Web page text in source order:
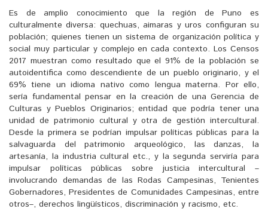
Es de amplio conocimiento que la región de Puno es
culturalmente diversa: quechuas, aimaras y uros configuran su
población; quienes tienen un sistema de organización política y
social muy particular y complejo en cada contexto. Los Censos
2017 muestran como resultado que el 91% de la población se
autoidentifica como descendiente de un pueblo originario, y el
69% tiene un idioma nativo como lengua materna. Por ello,
sería fundamental pensar en la creación de una Gerencia de
Culturas y Pueblos Originarios; entidad que podría tener una
unidad de patrimonio cultural y otra de gestión intercultural.
Desde la primera se podrían impulsar políticas públicas para la
salvaguarda del patrimonio arqueológico, las danzas, la
artesanía, la industria cultural etc., y la segunda serviría para
impulsar políticas públicas sobre justicia intercultural –
involucrando demandas de las Rodas Campesinas, Tenientes
Gobernadores, Presidentes de Comunidades Campesinas, entre
otros–, derechos lingüísticos, discriminación y racismo, etc.